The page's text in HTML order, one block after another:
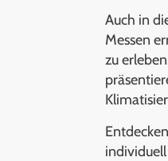
Auch in
Messen
zu